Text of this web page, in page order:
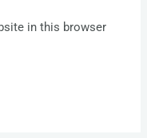
in this browser